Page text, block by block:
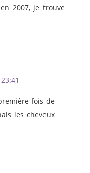
2007, je trouve
fois de
les cheveux